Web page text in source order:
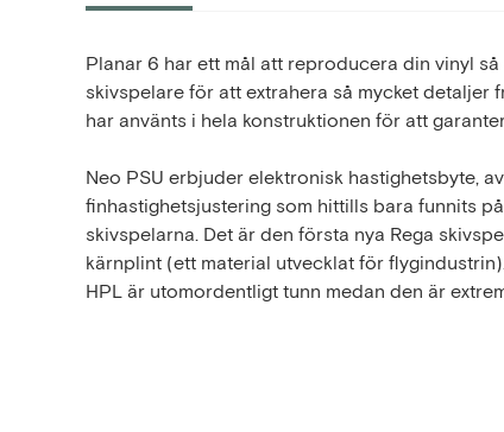
Planar 6 har ett mål att reproducera din vinyl
skivspelare för att extrahera så mycket detaljer
har använts i hela konstruktionen för att
Neo PSU erbjuder elektronisk hastighetsbyte,
finhastighetsjustering som hittills bara funnits
skivspelarna. Det är den första nya Rega
kärnplint (ett material utvecklat för
HPL är utomordentligt tunn medan den är